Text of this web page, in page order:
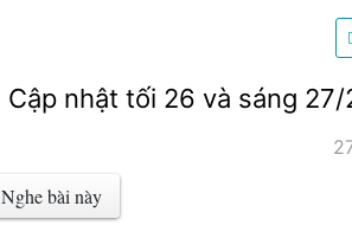
Cập nhật tối 26 và sáng
Nghe bài này